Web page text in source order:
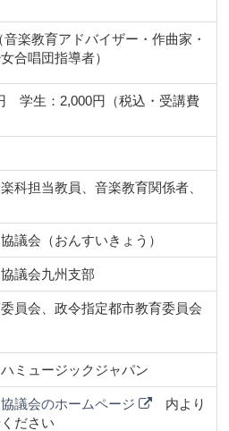
楽教育アドバイザー・作曲家・
合唱団指導者）
学生：2,000円（税込・受講費
科担当教員、音楽教育関係者、
議会（おんすいきょう）
議会九州支部
員会、政令指定都市教育委員会
ミュージックジャパン
議会のホームページ
内より
ださい